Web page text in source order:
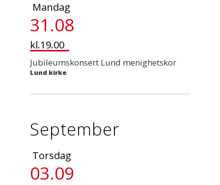
Mandag
31.08
kl.19.00
Jubileumskonsert Lund menighetskor
Lund kirke
September
Torsdag
03.09